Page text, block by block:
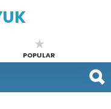
POPULAR